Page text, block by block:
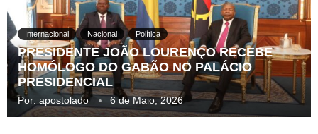
Internacional Nacional Política
PRESIDENTE JOÃO LOURENÇO RECEBE
HOMÓLOGO DO GABÃO NO PALÁCIO
PRESIDENCIAL
Por: apostolado 6 de Maio, 2026